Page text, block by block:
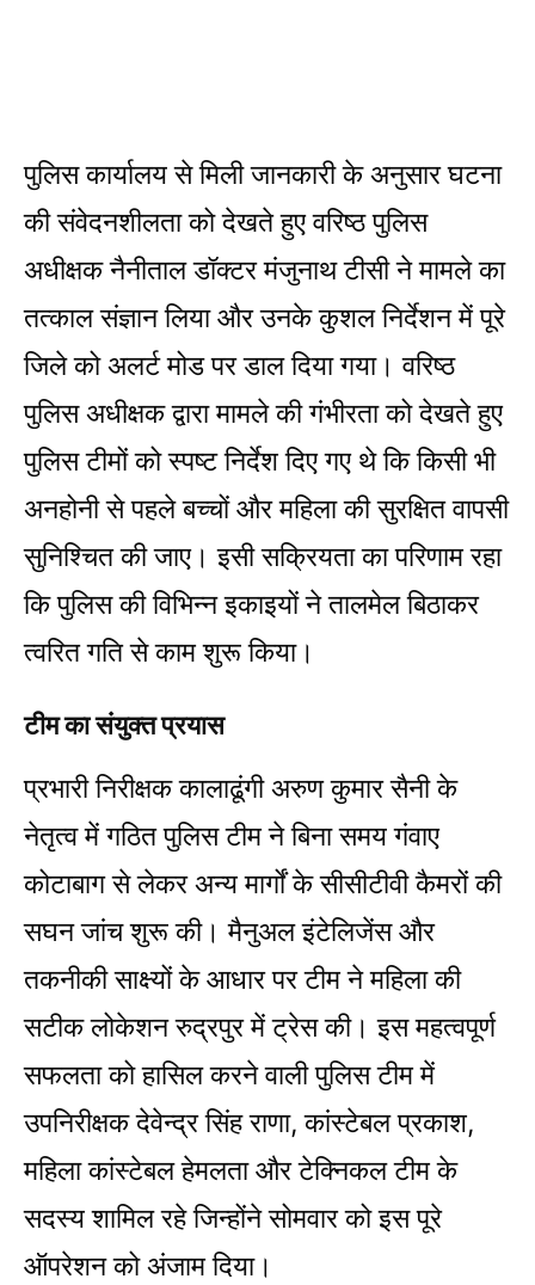
पुलिस कार्यालय से मिली जानकारी के अनुसार घटना
की संवेदनशीलता को देखते हुए वरिष्ठ पुलिस
अधीक्षक नैनीताल डॉक्टर मंजुनाथ टीसी ने मामले का
तत्काल संज्ञान लिया और उनके कुशल निर्देशन में पूरे
जिले को अलर्ट मोड पर डाल दिया गया। वरिष्ठ
पुलिस अधीक्षक द्वारा मामले की गंभीरता को देखते हुए
पुलिस टीमों को स्पष्ट निर्देश दिए गए थे कि किसी भी
अनहोनी से पहले बच्चों और महिला की सुरक्षित वापसी
सुनिश्चित की जाए। इसी सक्रियता का परिणाम रहा
कि पुलिस की विभिन्न इकाइयों ने तालमेल बिठाकर
त्वरित गति से काम शुरू किया।
टीम का संयुक्त प्रयास
प्रभारी निरीक्षक कालाढूंगी अरुण कुमार सैनी के
नेतृत्व में गठित पुलिस टीम ने बिना समय गंवाए
कोटाबाग से लेकर अन्य मार्गों के सीसीटीवी कैमरों की
सघन जांच शुरू की। मैनुअल इंटेलिजेंस और
तकनीकी साक्ष्यों के आधार पर टीम ने महिला की
सटीक लोकेशन रुद्रपुर में ट्रेस की। इस महत्वपूर्ण
सफलता को हासिल करने वाली पुलिस टीम में
उपनिरीक्षक देवेन्द्र सिंह राणा, कांस्टेबल प्रकाश,
महिला कांस्टेबल हेमलता और टेक्निकल टीम के
सदस्य शामिल रहे जिन्होंने सोमवार को इस पूरे
ऑपरेशन को अंजाम दिया।